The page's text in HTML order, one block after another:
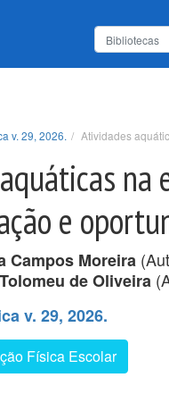
v. 29, 2026. Atividades
na
e
Campos Moreira
de Oliveira
v. 29, 2026.
Física Escolar